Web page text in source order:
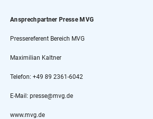
Ansprechpartner Presse MVG
Pressereferent Bereich MVG
Maximilian Kaltner
Telefon: +49 89 2361-6042
E-Mail: presse@mvg.de
www.mvg.de